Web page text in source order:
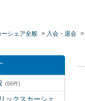
ーシェア全般 > 入会・退会 >
(66件)
ックスカーシェ